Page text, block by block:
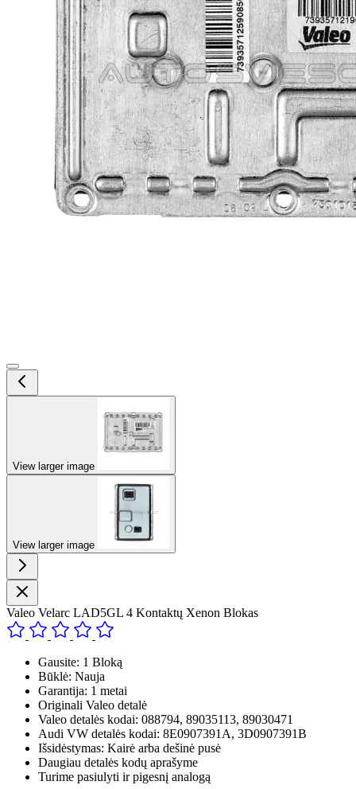
View larger image
View larger image
Valeo Velarc LAD5GL 4 Kontaktų Xenon Blokas
Gausite: 1 Bloką
Būklė: Nauja
Garantija: 1 metai
Originali Valeo detalė
Valeo detalės kodai: 088794, 89035113, 89030471
Audi VW detalės kodai: 8E0907391A, 3D0907391B
Išsidėstymas: Kairė arba dešinė pusė
Daugiau detalės kodų aprašyme
Turime pasiulyti ir pigesnį analogą